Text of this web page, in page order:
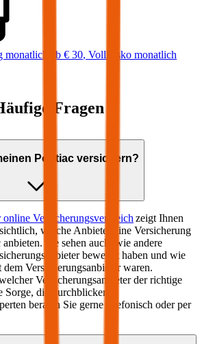
monatlich ab € 30, Vollkasko monatlich
Fragen
Pontiac versichern?
Versicherungsvergleich zeigt Ihnen
welche Anbieter eine Versicherung
anbieten. Sie sehen auch, wie andere
bewertet haben und wie
Versicherungsanbieter waren.
Versicherungsanbieter der richtige
Sorge, die durchblicker
beraten Sie gerne telefonisch oder per